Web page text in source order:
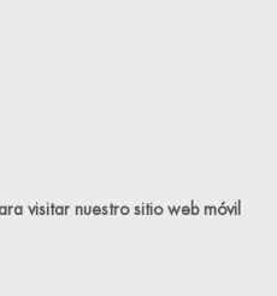
visitar nuestro sitio web móvil